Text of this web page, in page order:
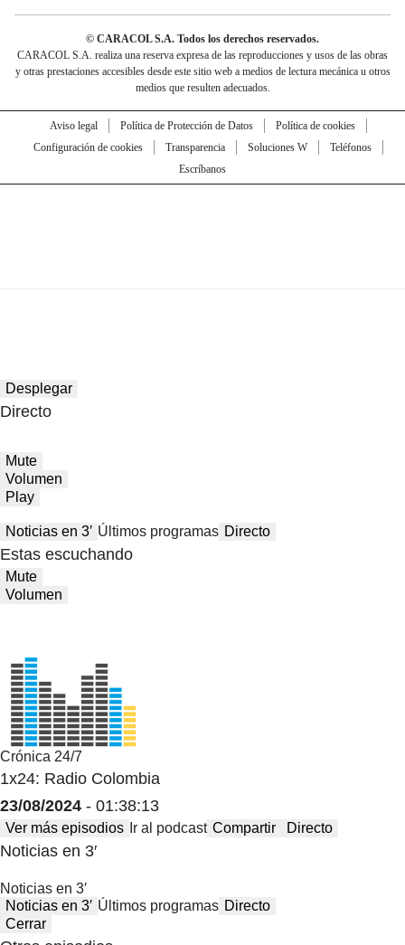
© CARACOL S.A. Todos los derechos reservados.
CARACOL S.A. realiza una reserva expresa de las reproducciones y usos de las obras
y otras prestaciones accesibles desde este sitio web a medios de lectura mecánica u otros
medios que resulten adecuados.
Aviso legal Política de Protección de Datos
Política de cookies
Configuración de cookies
Transparencia Soluciones W
Teléfonos
Escríbanos
Desplegar
Directo
Mute
Volumen
Play
Noticias en 3′ Últimos programas Directo
Estas escuchando
Mute
Volumen
Crónica 24/7
1x24: Radio Colombia
23/08/2024 - 01:38:13
Ver más episodios Ir al podcast Compartir Directo
Noticias en 3′
Noticias en 3′
Noticias en 3′ Últimos programas Directo
Cerrar